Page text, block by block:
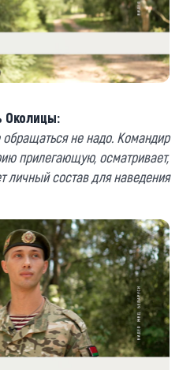
Околицы:
не надо. Командир
прилегающую, осматривает,
личный состав для наведения